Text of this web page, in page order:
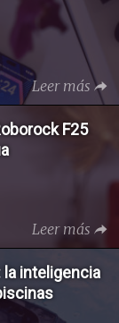
Leer más
F25
Leer más
la inteligencia